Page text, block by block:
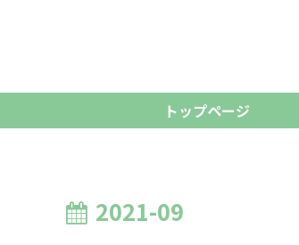
トップページ
2021-09